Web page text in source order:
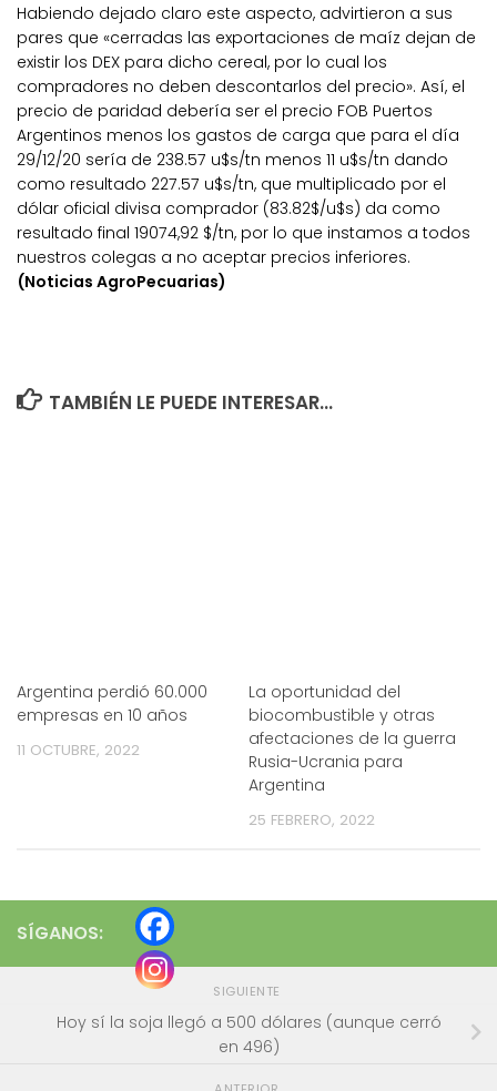
Habiendo dejado claro este aspecto, advirtieron a sus
pares que «cerradas las exportaciones de maíz dejan de
existir los DEX para dicho cereal, por lo cual los
compradores no deben descontarlos del precio». Así, el
precio de paridad debería ser el precio FOB Puertos
Argentinos menos los gastos de carga que para el día
29/12/20 sería de 238.57 u$s/tn menos 11 u$s/tn dando
como resultado 227.57 u$s/tn, que multiplicado por el
dólar oficial divisa comprador (83.82$/u$s) da como
resultado final 19074,92 $/tn, por lo que instamos a todos
nuestros colegas a no aceptar precios inferiores.
(Noticias AgroPecuarias)
TAMBIÉN LE PUEDE INTERESAR...
Argentina perdió 60.000
empresas en 10 años
11 OCTUBRE, 2022
La oportunidad del
biocombustible y otras
afectaciones de la guerra
Rusia-Ucrania para
Argentina
25 FEBRERO, 2022
SÍGANOS:
SIGUIENTE
Hoy sí la soja llegó a 500 dólares (aunque cerró
en 496)